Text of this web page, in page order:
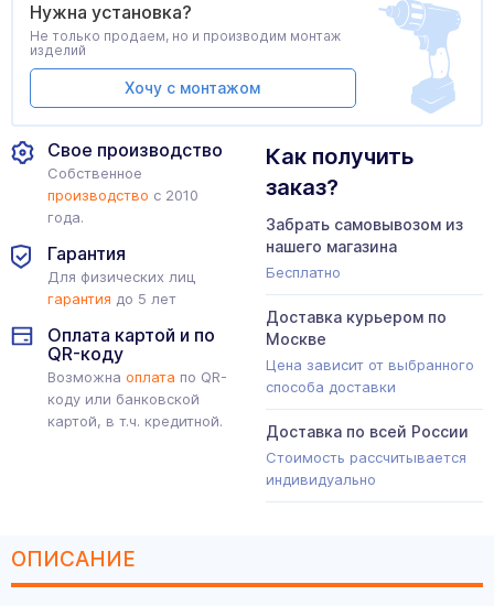
Свое производство
Собственное
производство с 2010
года.
Гарантия
Для физических лиц
гарантия до 5 лет
Оплата картой и по
QR-коду
Возможна оплата по QR-
коду или банковской
картой, в т.ч. кредитной.
Как получить
заказ?
Забрать самовывозом из
нашего магазина
Бесплатно
Доставка курьером по
Москве
Цена зависит от выбранного
способа доставки
Доставка по всей России
Стоимость рассчитывается
индивидуально
Нужна установка?
Не только продаем, но и производим монтаж
изделий
Хочу с монтажом
ОПИСАНИЕ